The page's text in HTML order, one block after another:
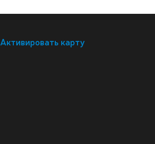
Активировать карту